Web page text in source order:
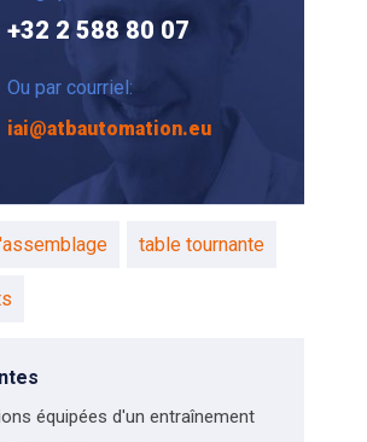
+32 2 588 80 07
Ou par courriel:
iai@atbautomation.eu
table tournante
équipées d'un entraînement